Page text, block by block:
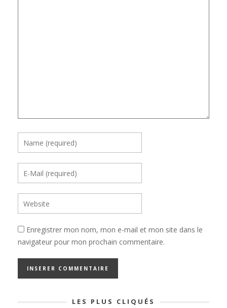
Enregistrer mon nom, mon e-mail et mon site dans le
navigateur pour mon prochain commentaire.
LES PLUS CLIQUÉS